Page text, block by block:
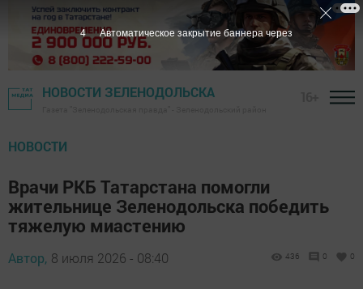
НОВОСТИ ЗЕЛЕНОДОЛЬСКА
НОВОСТИ
Врачи РКБ Татарстана помогли
жительнице Зеленодольска победить
тяжелую миастению
Автор, 8 июля 2026 - 08:40 436 0 0
3 Автоматическое закрытие баннера через